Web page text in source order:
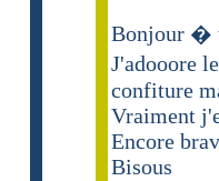
Bonjour �
J'adooore
confiture
Vraiment
Encore
Bisous